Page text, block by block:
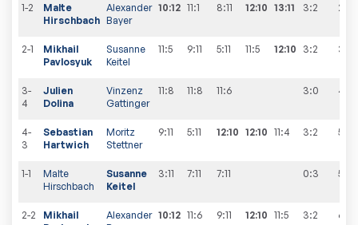
1-2
Malte
Hirschbach
Alexander
Bayer
10:12 11:1 8:11 12:10 13:11 3:2 2
2-1
Mikhail
Pavlosyuk
Susanne
Keitel
11:5 9:11 5:11 11:5 12:10 3:2 3
3-
4
Julien
Dolina
Vinzenz
Gattinger
11:8 11:8 11:6 3:0 4
4-
3
Sebastian
Hartwich
Moritz
Stettner
9:11 5:11 12:10 12:10 11:4 3:2 5
1-1
Malte
Hirschbach
Susanne
Keitel
3:11 7:11 7:11 0:3 5
2-2
Mikhail
Alexander 10:12 11:6 9:11 12:10 11:5 3:2 6